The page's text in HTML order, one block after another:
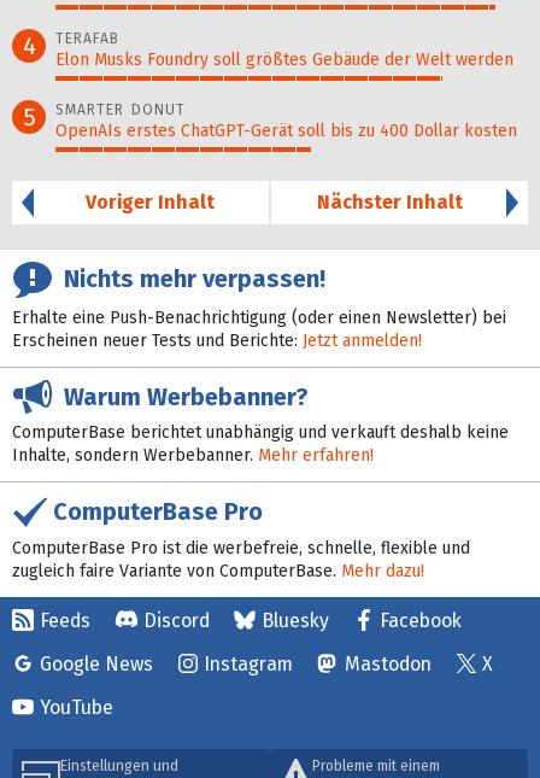
93%
4 TERAFAB
Elon Musks Foundry soll größ­tes Gebäude der Welt werden
82%
5 SMARTER DONUT
OpenAIs erstes ChatGPT-Gerät soll bis zu 400 Dollar kosten
54%
Voriger Inhalt
Nächster Inhalt
Nichts mehr verpassen!
Erhalte eine Push-Benachrichtigung (oder einen Newsletter) bei
Erscheinen neuer Tests und Berichte: Jetzt anmelden!
Warum Werbebanner?
ComputerBase berichtet unabhängig und verkauft deshalb keine
Inhalte, sondern Werbebanner. Mehr erfahren!
ComputerBase Pro
ComputerBase Pro ist die werbefreie, schnelle, flexible und
zugleich faire Variante von ComputerBase. Mehr dazu!
Feeds Discord Bluesky
Facebook
Google News
Instagram Mastodon
X
YouTube
Einstellungen und
Probleme mit einem